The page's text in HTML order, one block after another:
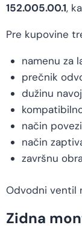
152.005.00.1,
Pre kupovine
namenu za
prečnik
dužinu
način
način
završnu
Odvodni ventil
Zidna